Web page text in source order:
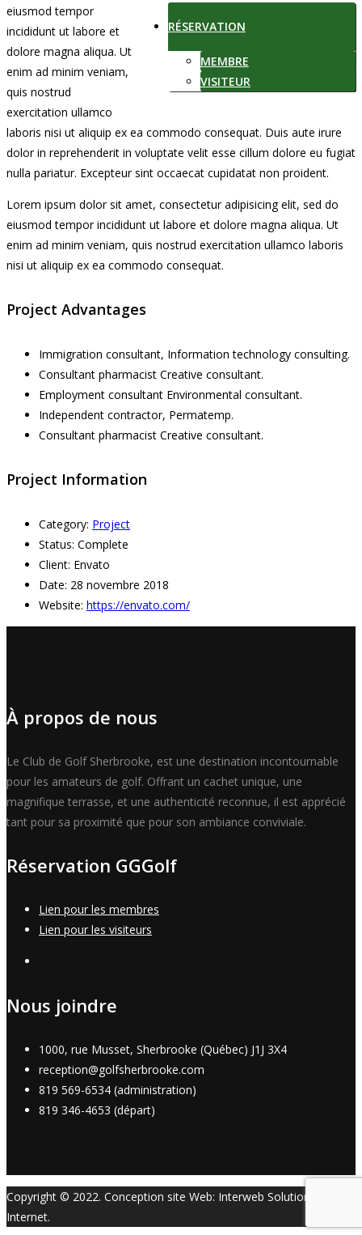
RÉSERVATION
MEMBRE
VISITEUR
eiusmod tempor
incididunt ut labore et
dolore magna aliqua. Ut
enim ad minim veniam,
quis nostrud
exercitation ullamco
laboris nisi ut aliquip ex ea commodo consequat. Duis aute irure
dolor in reprehenderit in voluptate velit esse cillum dolore eu fugiat
nulla pariatur. Excepteur sint occaecat cupidatat non proident.
Lorem ipsum dolor sit amet, consectetur adipisicing elit, sed do
eiusmod tempor incididunt ut labore et dolore magna aliqua. Ut
enim ad minim veniam, quis nostrud exercitation ullamco laboris
nisi ut aliquip ex ea commodo consequat.
Project Advantages
Immigration consultant, Information technology consulting.
Consultant pharmacist Creative consultant.
Employment consultant Environmental consultant.
Independent contractor, Permatemp.
Consultant pharmacist Creative consultant.
Project Information
Category: Project
Status: Complete
Client: Envato
Date: 28 novembre 2018
Website: https://envato.com/
À propos de nous
Le Club de Golf Sherbrooke, est une destination incontournable
pour les amateurs de golf. Offrant un cachet unique, une
magnifique terrasse, et une authenticité reconnue, il est apprécié
tant pour sa proximité que pour son ambiance conviviale.
Réservation GGGolf
Lien pour les membres
Lien pour les visiteurs
Nous joindre
1000, rue Musset, Sherbrooke (Québec) J1J 3X4
reception@golfsherbrooke.com
819 569-6534 (administration)
819 346-4653 (départ)
Copyright © 2022. Conception site Web: Interweb Solutions
Internet.